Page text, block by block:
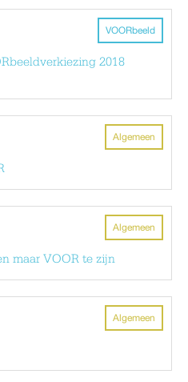
VOORbeeld
2018
Algemeen
Algemeen
maar VOOR te zijn
Algemeen